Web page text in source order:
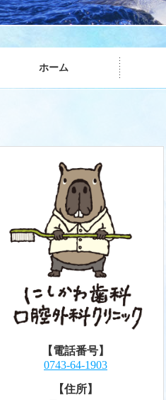
ホーム
【電話番号】
0743-64-1903
【住所】